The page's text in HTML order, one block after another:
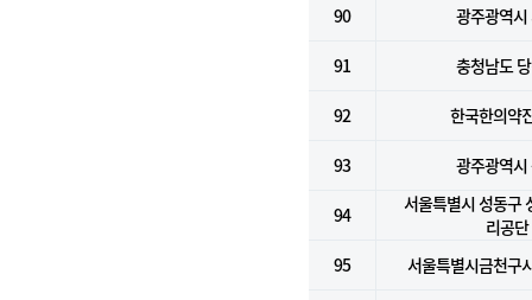
90 광주광역시
91 충청남도
92 한국한의약
93 광주광역시
94
서울특별시 성동구
리공단
95
서울특별시금천구